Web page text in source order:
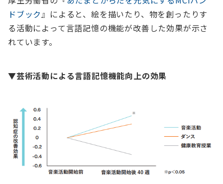
ドブック』によると、絵を描いたり、物を創ったりす
る活動によって言語記憶の機能が改善した効果が示さ
れています。
▼芸術活動による言語記憶機能向上の効果